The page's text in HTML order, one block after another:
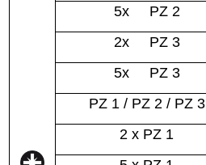
5x PZ 2
2x PZ 3
5x PZ 3
PZ 1 / PZ 2 / PZ 3
2 x PZ 1